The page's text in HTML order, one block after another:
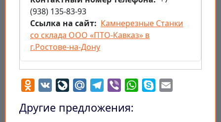
(938) 135-83-93
Ссылка на сайт
Камнерезные Станки
со склада ООО «ПТО-Кавказ» в
г.Ростове-на-Дону
Odnoklassniki
VK LiveJournal
Mail.RuTelegram
Viber WhatsApp
Skype
Другие предложения: